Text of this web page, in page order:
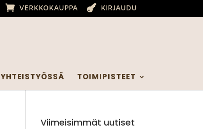
VERKKOKAUPPA KIRJAUDU
YHTEISTYÖSSÄ TOIMIPISTEET
Viimeisimmät uutiset